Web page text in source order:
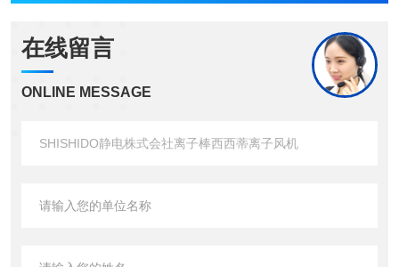
在线留言
ONLINE MESSAGE